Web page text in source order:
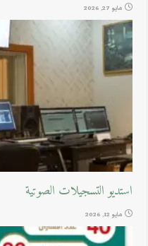
مايو 27, 2026
استديو التسجيلات الصوتية
مايو 12, 2026